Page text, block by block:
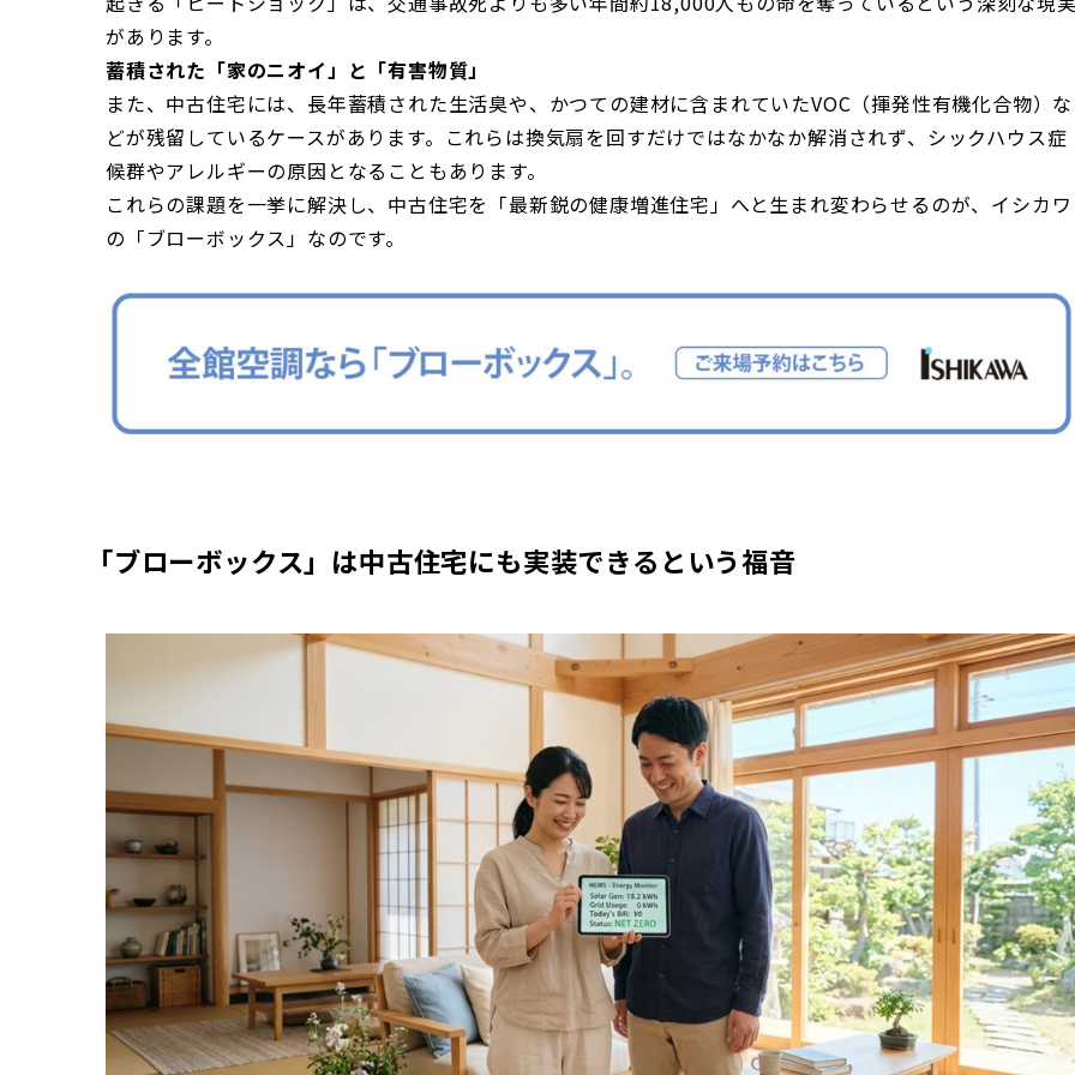
があります。
蓄積された「家のニオイ」と「有害物質」
また、中古住宅には、長年蓄積された生活臭や、かつての建材に含まれていたVOC（揮発性有機化合物）な
どが残留しているケースがあります。これらは換気扇を回すだけではなかなか解消されず、シックハウス症
候群やアレルギーの原因となることもあります。
これらの課題を一挙に解決し、中古住宅を「最新鋭の健康増進住宅」へと生まれ変わらせるのが、イシカワ
の「ブローボックス」なのです。
「ブローボックス」は中古住宅にも実装できるという福音